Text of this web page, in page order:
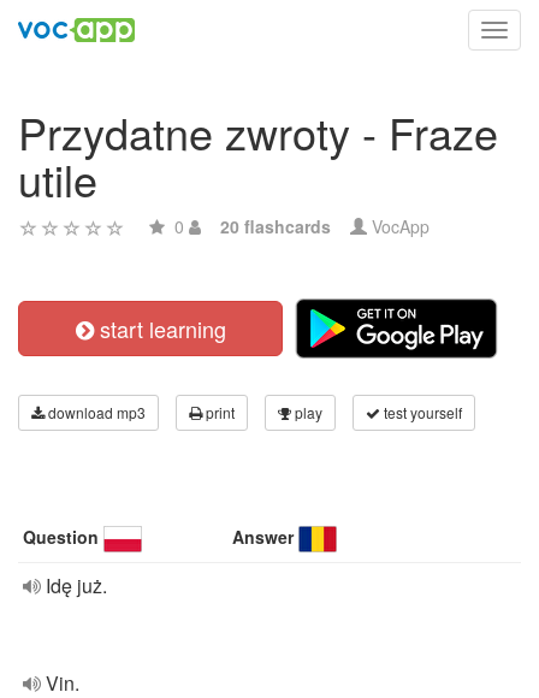
Przydatne zwroty - Fraze
utile
0 20 flashcards VocApp
start learning
download mp3 print play test yourself
Question Answer
Idę już.
Vin.